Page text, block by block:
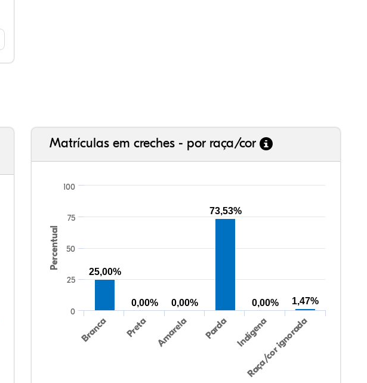
Matrículas em creches - por raça/cor
Percentual
Branca Preta Amarela Parda Indígena
Raça/cor ignorada
0
25
50
75
100
25,00%
0,00% 0,00%
73,53%
0,00% 1,47%